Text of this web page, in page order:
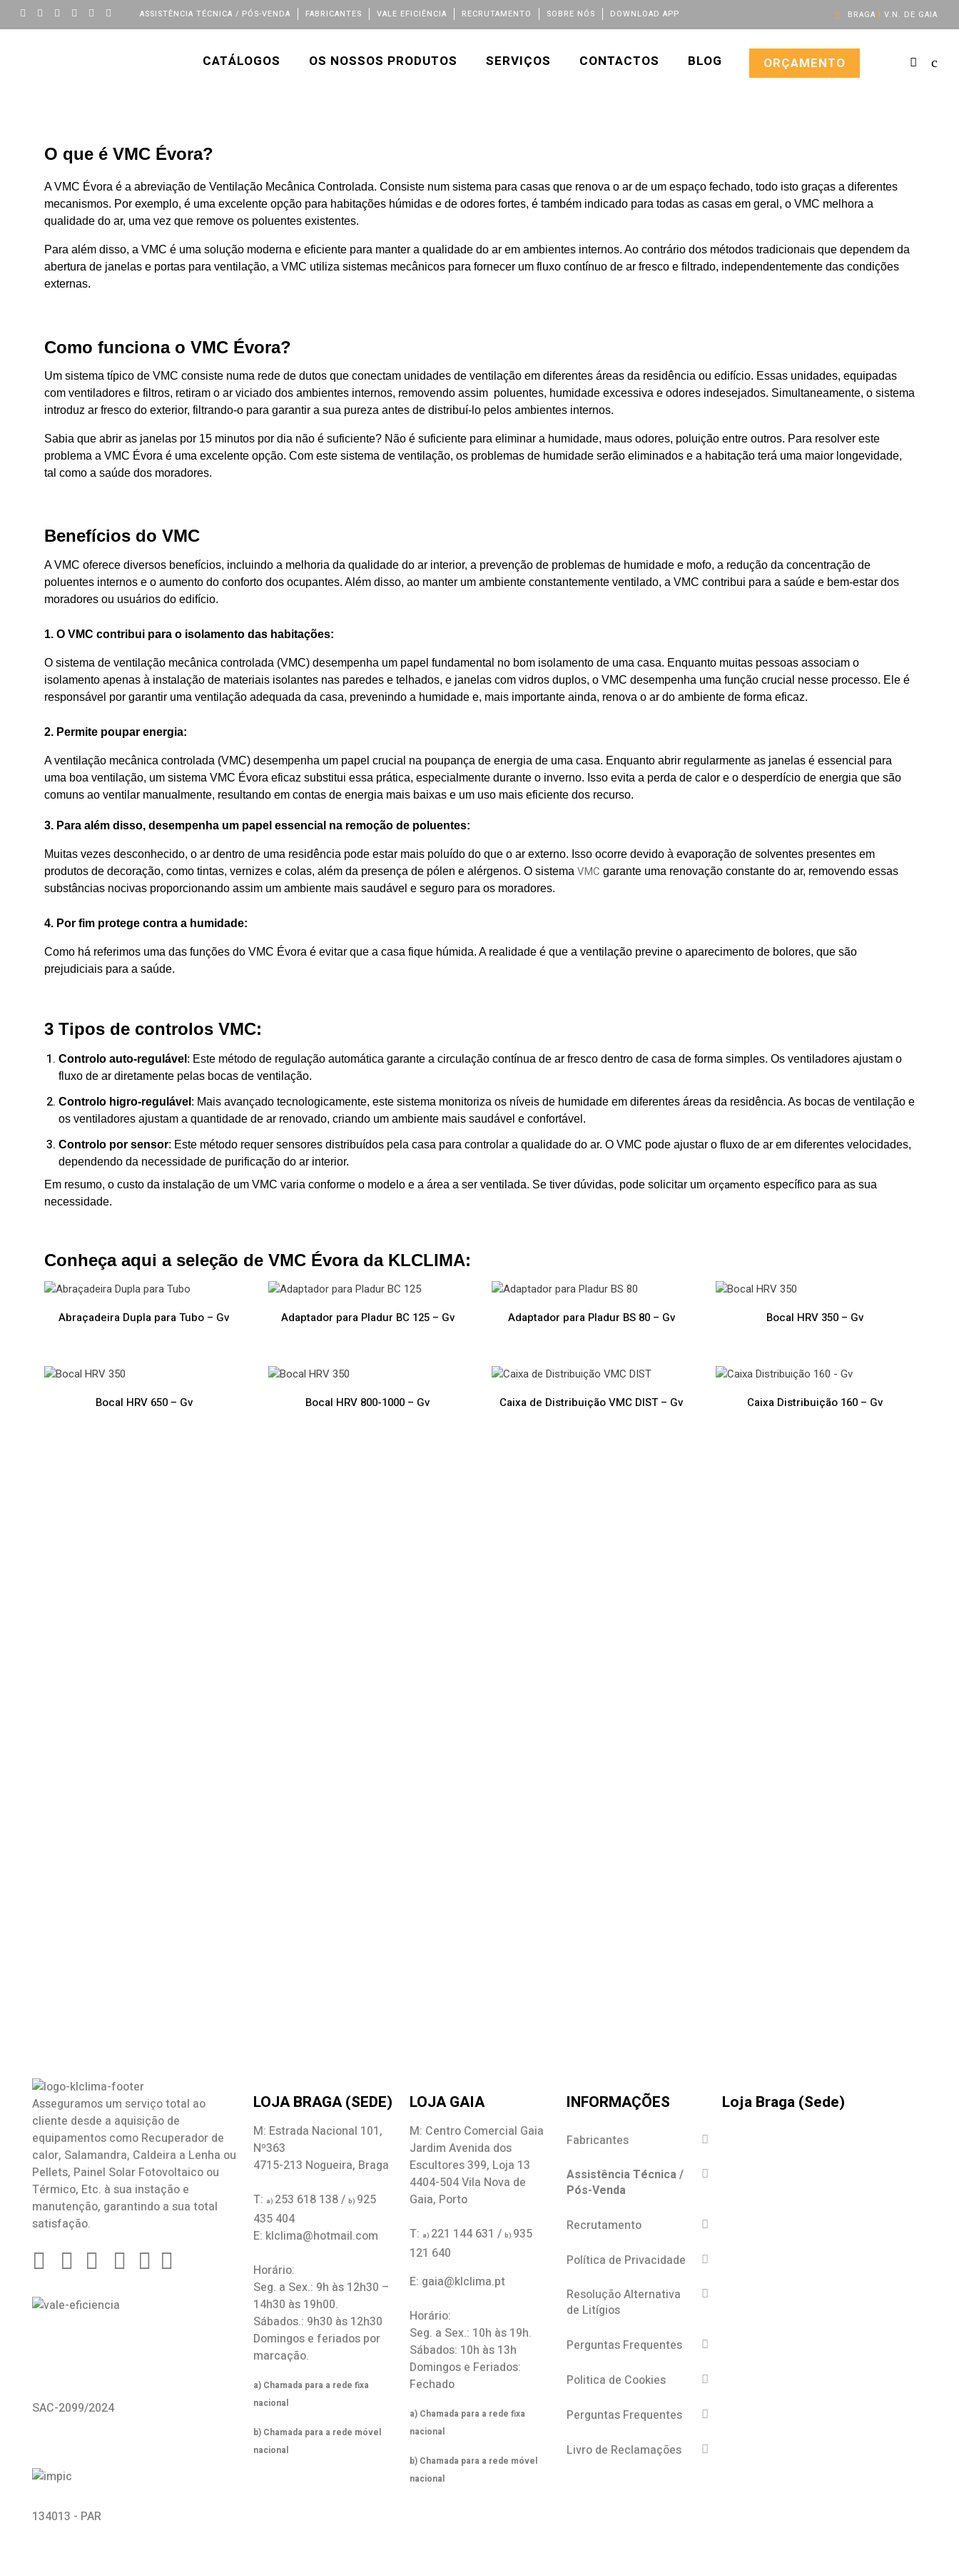
BRAGA | V.N. DE GAIA
ASSISTÊNCIA TÉCNICA / PÓS-VENDA FABRICANTES VALE EFICIÊNCIA RECRUTAMENTO SOBRE NÓS DOWNLOAD APP
CATÁLOGOS OS NOSSOS PRODUTOS SERVIÇOS CONTACTOS BLOG ORÇAMENTO
O que é VMC Évora?
A VMC Évora é a abreviação de Ventilação Mecânica Controlada. Consiste num sistema para casas que renova o ar de um espaço fechado, todo isto graças a diferentes
mecanismos. Por exemplo, é uma excelente opção para habitações húmidas e de odores fortes, é também indicado para todas as casas em geral, o VMC melhora a
qualidade do ar, uma vez que remove os poluentes existentes.
Para além disso, a VMC é uma solução moderna e eficiente para manter a qualidade do ar em ambientes internos. Ao contrário dos métodos tradicionais que dependem da
abertura de janelas e portas para ventilação, a VMC utiliza sistemas mecânicos para fornecer um fluxo contínuo de ar fresco e filtrado, independentemente das condições
externas.
Como funciona o VMC Évora?
Um sistema típico de VMC consiste numa rede de dutos que conectam unidades de ventilação em diferentes áreas da residência ou edifício. Essas unidades, equipadas
com ventiladores e filtros, retiram o ar viciado dos ambientes internos, removendo assim poluentes, humidade excessiva e odores indesejados. Simultaneamente, o sistema
introduz ar fresco do exterior, filtrando-o para garantir a sua pureza antes de distribuí-lo pelos ambientes internos.
Sabia que abrir as janelas por 15 minutos por dia não é suficiente? Não é suficiente para eliminar a humidade, maus odores, poluição entre outros. Para resolver este
problema a VMC Évora é uma excelente opção. Com este sistema de ventilação, os problemas de humidade serão eliminados e a habitação terá uma maior longevidade,
tal como a saúde dos moradores.
Benefícios do VMC
A VMC oferece diversos benefícios, incluindo a melhoria da qualidade do ar interior, a prevenção de problemas de humidade e mofo, a redução da concentração de
poluentes internos e o aumento do conforto dos ocupantes. Além disso, ao manter um ambiente constantemente ventilado, a VMC contribui para a saúde e bem-estar dos
moradores ou usuários do edifício.
1. O VMC contribui para o isolamento das habitações:
O sistema de ventilação mecânica controlada (VMC) desempenha um papel fundamental no bom isolamento de uma casa. Enquanto muitas pessoas associam o
isolamento apenas à instalação de materiais isolantes nas paredes e telhados, e janelas com vidros duplos, o VMC desempenha uma função crucial nesse processo. Ele é
responsável por garantir uma ventilação adequada da casa, prevenindo a humidade e, mais importante ainda, renova o ar do ambiente de forma eficaz.
2. Permite poupar energia:
A ventilação mecânica controlada (VMC) desempenha um papel crucial na poupança de energia de uma casa. Enquanto abrir regularmente as janelas é essencial para
uma boa ventilação, um sistema VMC Évora eficaz substitui essa prática, especialmente durante o inverno. Isso evita a perda de calor e o desperdício de energia que são
comuns ao ventilar manualmente, resultando em contas de energia mais baixas e um uso mais eficiente dos recurso.
3. Para além disso, desempenha um papel essencial na remoção de poluentes:
Muitas vezes desconhecido, o ar dentro de uma residência pode estar mais poluído do que o ar externo. Isso ocorre devido à evaporação de solventes presentes em
produtos de decoração, como tintas, vernizes e colas, além da presença de pólen e alérgenos. O sistema VMC garante uma renovação constante do ar, removendo essas
substâncias nocivas proporcionando assim um ambiente mais saudável e seguro para os moradores.
4. Por fim protege contra a humidade:
Como há referimos uma das funções do VMC Évora é evitar que a casa fique húmida. A realidade é que a ventilação previne o aparecimento de bolores, que são
prejudiciais para a saúde.
3 Tipos de controlos VMC:
Controlo auto-regulável : Este método de regulação automática garante a circulação contínua de ar fresco dentro de casa de forma simples. Os ventiladores ajustam o
fluxo de ar diretamente pelas bocas de ventilação.
Controlo higro-regulável : Mais avançado tecnologicamente, este sistema monitoriza os níveis de humidade em diferentes áreas da residência. As bocas de ventilação e
os ventiladores ajustam a quantidade de ar renovado, criando um ambiente mais saudável e confortável.
Controlo por sensor: Este método requer sensores distribuídos pela casa para controlar a qualidade do ar. O VMC pode ajustar o fluxo de ar em diferentes velocidades,
dependendo da necessidade de purificação do ar interior.
Em resumo, o custo da instalação de um VMC varia conforme o modelo e a área a ser ventilada. Se tiver dúvidas, pode solicitar um orçamento específico para as sua
necessidade.
Conheça aqui a seleção de VMC Évora da KLCLIMA:
Abraçadeira Dupla para Tubo – Gv Adaptador para Pladur BC 125 – Gv Adaptador para Pladur BS 80 – Gv Bocal HRV 350 – Gv
Bocal HRV 650 – Gv Bocal HRV 800-1000 – Gv Caixa de Distribuição VMC DIST – Gv Caixa Distribuição 160 – Gv
Asseguramos um serviço total ao
cliente desde a aquisição de
equipamentos como Recuperador de
calor, Salamandra, Caldeira a Lenha ou
Pellets, Painel Solar Fotovoltaico ou
Térmico, Etc. à sua instação e
manutenção, garantindo a sua total
satisfação.
SAC-2099/2024
134013 - PAR
LOJA BRAGA (SEDE)
M: Estrada Nacional 101,
Nº363
4715-213 Nogueira, Braga
T: a) 253 618 138 /b) 925
435 404
E: klclima@hotmail.com
Horário:
Seg. a Sex.: 9h às 12h30 –
14h30 às 19h00.
Sábados.: 9h30 às 12h30
Domingos e feriados por
marcação.
a) Chamada para a rede fixa
nacional
b) Chamada para a rede móvel
nacional
LOJA GAIA
M: Centro Comercial Gaia
Jardim Avenida dos
Escultores 399, Loja 13
4404-504 Vila Nova de
Gaia, Porto
T: a) 221 144 631 /b) 935
121 640
E: gaia@klclima.pt
Horário:
Seg. a Sex.: 10h às 19h.
Sábados: 10h às 13h
Domingos e Feriados:
Fechado
a) Chamada para a rede fixa
nacional
b) Chamada para a rede móvel
nacional
INFORMAÇÕES
Fabricantes
Assistência Técnica /
Pós-Venda
Recrutamento
Política de Privacidade
Resolução Alternativa
de Litígios
Perguntas Frequentes
Politica de Cookies
Perguntas Frequentes
Livro de Reclamações
Loja Braga (Sede)